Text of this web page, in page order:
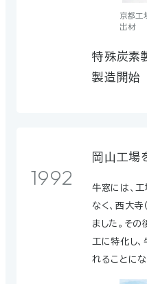
京都工
出材
特殊炭素
製造開始
1992
岡山工場
牛窓には、
なく、西大
ました。そ
工に特化し
れることにな
アルミニウ
を有するフ
のカソード
ペシネ